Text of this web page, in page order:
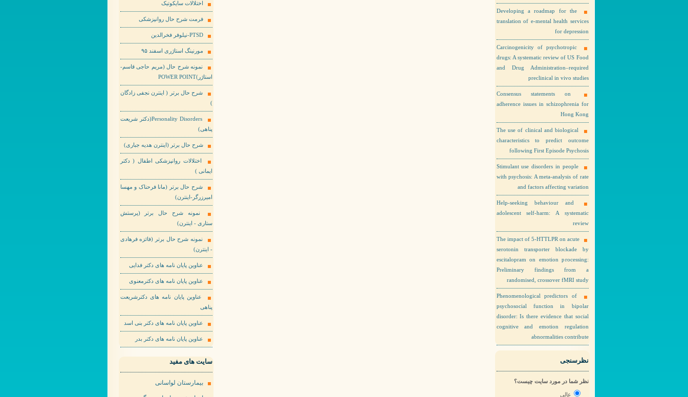
Developing a roadmap for the
translation of e-mental health services
for depression
Carcinogenicity of psychotropic
drugs: A systematic review of US Food
and Drug Administration–required
preclinical in vivo studies
Consensus statements on
adherence issues in schizophrenia for
Hong Kong
The use of clinical and biological
characteristics to predict outcome
following First Episode Psychosis
Stimulant use disorders in people
with psychosis: A meta-analysis of rate
and factors affecting variation
Help-seeking behaviour and
adolescent self-harm: A systematic
review
The impact of 5-HTTLPR on acute
serotonin transporter blockade by
escitalopram on emotion processing:
Preliminary findings from a
randomised, crossover fMRI study
Phenomenological predictors of
psychosocial function in bipolar
disorder: Is there evidence that social
cognitive and emotion regulation
abnormalities contribute
نظرسنجی
نظر شما در مورد سایت چیست؟
عالی
اختلالات سایکوتیک
فرمت شرح حال روانپزشکی
PTSD-نیلوفر فخرالدین
مورنینگ استاژری اسفند ۹۵
نمونه شرح حال (مریم حاجی قاسم-
استاژر)POWER POINT
شرح حال برتر ( اینترن نجفی زادگان
)
Personality Disorders(دکتر شریعت
پناهی)
شرح حال برتر (اینترن هدیه جباری)
اختلالات روانپزشکی اطفال ( دکتر
ایمانی )
شرح حال برتر (مانا فرحناک و مهسا
امیرزرگر-اینترن)
نمونه شرح حال برتر (پرستش
ستاری - اینترن)
نمونه شرح حال برتر (فائزه فرهادی
- اینترن)
عناوین پایان نامه های دکتر فدایی
عناوین پایان نامه های دکترمعنوی
عناوین پایان نامه های دکترشریعت
پناهی
عناوین پایان نامه های دکتر بنی اسد
عناوین پایان نامه های دکتر بدر
سایت های مفید
بیمارستان لواسانی